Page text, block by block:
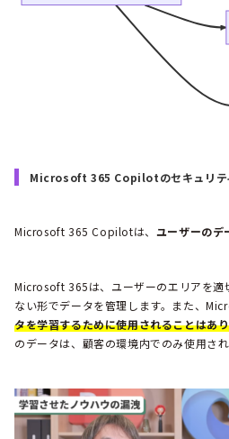
Microsoft 365 Copilotのセキュリテ
Microsoft 365 Copilotは、 ユーザーのデ
Microsoft 365は、ユーザーのエリアを適
ない形でデータを管理します。また、
タを学習するために使用されることはあ
のデータは、顧客の環境内でのみ使用され